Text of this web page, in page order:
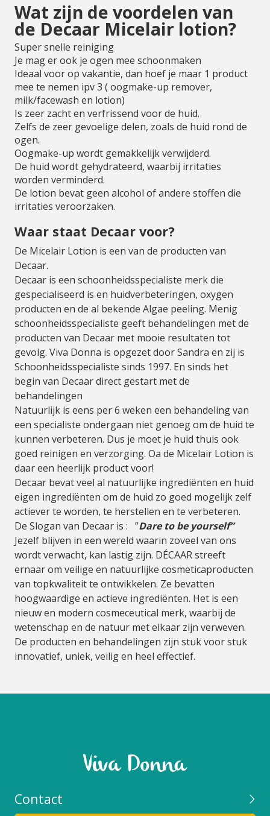
Wat zijn de voordelen van
de Decaar Micelair lotion?
Super snelle reiniging
Je mag er ook je ogen mee schoonmaken
Ideaal voor op vakantie, dan hoef je maar 1 product
mee te nemen ipv 3 ( oogmake-up remover,
milk/facewash en lotion)
Is zeer zacht en verfrissend voor de huid.
Zelfs de zeer gevoelige delen, zoals de huid rond de
ogen.
Oogmake-up wordt gemakkelijk verwijderd.
De huid wordt gehydrateerd, waarbij irritaties
worden verminderd.
De lotion bevat geen alcohol of andere stoffen die
irritaties veroorzaken.
Waar staat Decaar voor?
De Micelair Lotion is een van de producten van
Decaar.
Decaar is een schoonheidsspecialiste merk die
gespecialiseerd is en huidverbeteringen, oxygen
producten en de al bekende Algae peeling. Menig
schoonheidsspecialiste geeft behandelingen met de
producten van Decaar met mooie resultaten tot
gevolg. Viva Donna is opgezet door Sandra en zij is
Schoonheidsspecialiste sinds 1997. En sinds het
begin van Decaar direct gestart met de
behandelingen
Natuurlijk is eens per 6 weken een behandeling van
een specialiste ondergaan niet genoeg om de huid te
kunnen verbeteren. Dus je moet je huid thuis ook
goed reinigen en verzorging. Oa de Micelair Lotion is
daar een heerlijk product voor!
Decaar bevat veel al natuurlijke ingrediënten en huid
eigen ingrediënten om de huid zo goed mogelijk zelf
actiever te worden, te herstellen en te verbeteren.
De Slogan van Decaar is : ”Dare to be yourself”
Jezelf blijven in een wereld waarin zoveel van ons
wordt verwacht, kan lastig zijn. DÉCAAR streeft
ernaar om veilige en natuurlijke cosmeticaproducten
van topkwaliteit te ontwikkelen. Ze bevatten
hoogwaardige en actieve ingrediënten. Het is een
nieuw en modern cosmeceutical merk, waarbij de
wetenschap en de natuur met elkaar zijn verweven.
De producten en behandelingen zijn stuk voor stuk
innovatief, uniek, veilig en heel effectief.
Contact